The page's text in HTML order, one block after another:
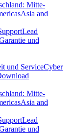
Mitte-
Asia and
Lead
und
und ServiceCyber
Mitte-
Asia and
Lead
und